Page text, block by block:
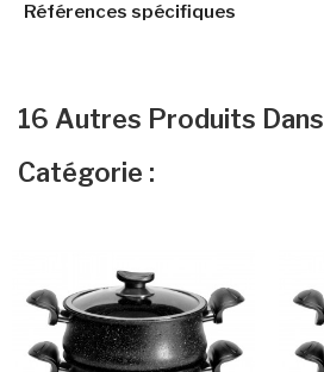
Références spécifiques
16 Autres Produits
Catégorie :